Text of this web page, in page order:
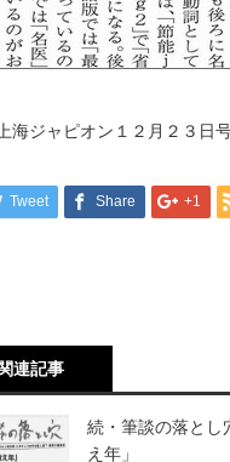
海ジャピオン１２月２３日
Tweet Share +1
関連記事
続・筆談の落とし
え年」